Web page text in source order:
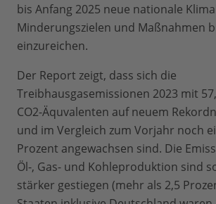
bis Anfang 2025 neue nationale
Minderungszielen und Maßnahmen
einzureichen.
Der Report zeigt, dass sich die
Treibhausgasemissionen 2023 mit
CO2-Äquvalenten auf neuem
und im Vergleich zum Vorjahr noch
Prozent angewachsen sind. Die
Öl-, Gas- und Kohleproduktion sind
stärker gestiegen (mehr als 2,5